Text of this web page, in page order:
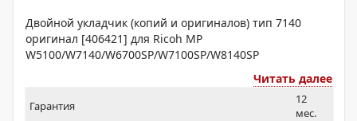
Двойной укладчик (копий и оригиналов) тип 7140
оригинал [406421] для Ricoh MP
W5100/W7140/W6700SP/W7100SP/W8140SP
Читать далее
Гарантия
12
мес.